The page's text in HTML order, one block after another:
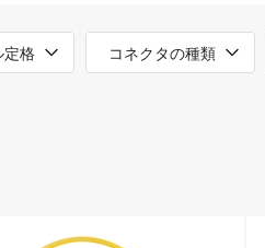
定格 コネクタの種類